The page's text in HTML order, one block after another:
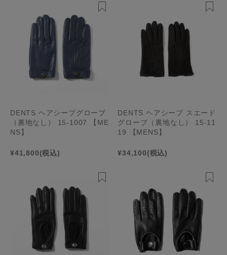
DENTS ヘアシープグローブ
（裏地なし） 15-1007 【ME
NS】
¥41,800(税込)
DENTS ヘアシープ スエード
グローブ（裏地なし） 15-11
19 【MENS】
¥34,100(税込)